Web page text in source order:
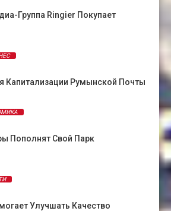
Группа Ringier Покупает
Капитализации Румынской Почты
Пополнят Свой Парк
Улучшать Качество